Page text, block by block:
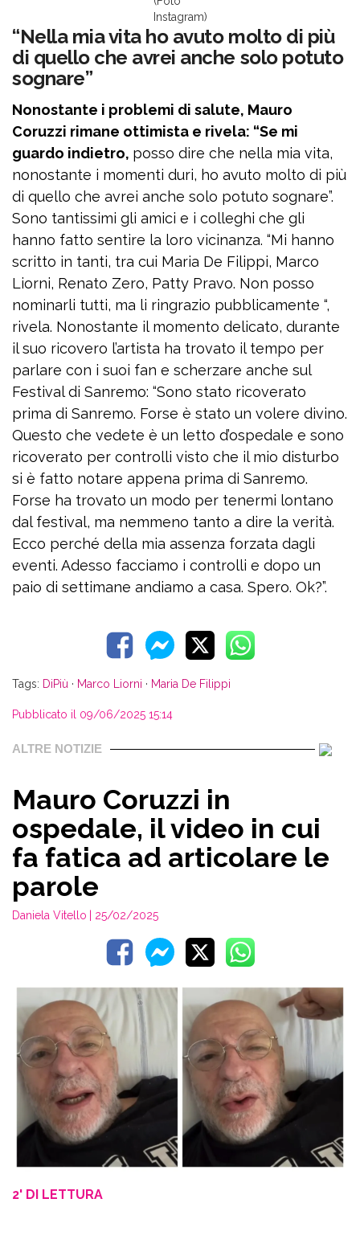
Instagram)
“Nella mia vita ho avuto molto di più
di quello che avrei anche solo potuto
sognare”
Nonostante i problemi di salute, Mauro
Coruzzi rimane ottimista e rivela: “Se mi
guardo indietro, posso dire che nella mia vita,
nonostante i momenti duri, ho avuto molto di più
di quello che avrei anche solo potuto sognare”.
Sono tantissimi gli amici e i colleghi che gli
hanno fatto sentire la loro vicinanza. “Mi hanno
scritto in tanti, tra cui Maria De Filippi, Marco
Liorni, Renato Zero, Patty Pravo. Non posso
nominarli tutti, ma li ringrazio pubblicamente “,
rivela. Nonostante il momento delicato, durante
il suo ricovero l’artista ha trovato il tempo per
parlare con i suoi fan e scherzare anche sul
Festival di Sanremo: “Sono stato ricoverato
prima di Sanremo. Forse è stato un volere divino.
Questo che vedete è un letto d’ospedale e sono
ricoverato per controlli visto che il mio disturbo
si è fatto notare appena prima di Sanremo.
Forse ha trovato un modo per tenermi lontano
dal festival, ma nemmeno tanto a dire la verità.
Ecco perché della mia assenza forzata dagli
eventi. Adesso facciamo i controlli e dopo un
paio di settimane andiamo a casa. Spero. Ok?”.
Tags: DiPiù · Marco Liorni · Maria De Filippi
Pubblicato il 09/06/2025 15:14
ALTRE NOTIZIE
Mauro Coruzzi in
ospedale, il video in cui
fa fatica ad articolare le
parole
Daniela Vitello | 25/02/2025
2' DI LETTURA